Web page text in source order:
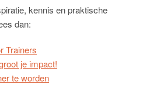
kennis en praktische
dan:
Trainers
je impact!
te worden